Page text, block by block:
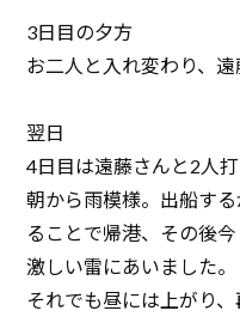
3日目の夕方
お二人と入れ変わり、遠
翌日
4日目は遠藤さんと2人打
朝から雨模様。出船す
ることで帰港、その後
激しい雷にあいました。
それでも昼には上がり、